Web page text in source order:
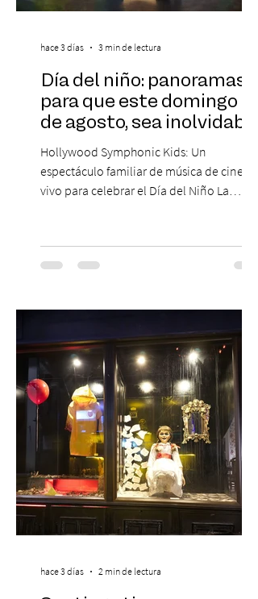
Día del niño: panoramas
para que este domingo 09
de agosto, sea inolvidable
Hollywood Symphonic Kids: Un
espectáculo familiar de música de cine en
vivo para celebrar el Día del Niño La
musical única e inolvidable con motivo del
Día del Niño. El espectáculo Hollywood
de todos los tiempos en un concierto en
sinfónica en pleno, coro y una
sorprendente puesta en escena pensada
especialmente pa
hace 3 días 3 min de lectura
hace 3 días 2 min de lectura